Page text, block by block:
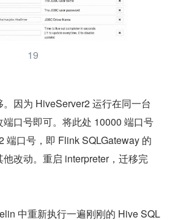
19
因为 HiveServer2 运行在同一台
口号即可。将此处 10000 端口号
端口号，即 Flink SQLGateway 的
改动。重启 interpreter，迁移完
中重新执行一遍刚刚的 Hive SQL